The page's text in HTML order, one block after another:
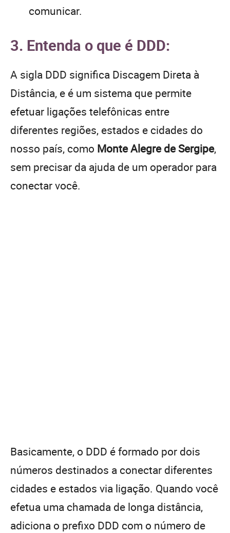
comunicar.
3. Entenda o que é DDD:
A sigla DDD significa Discagem Direta à
Distância, e é um sistema que permite
efetuar ligações telefônicas entre
diferentes regiões, estados e cidades do
nosso país, como Monte Alegre de Sergipe,
sem precisar da ajuda de um operador para
conectar você.
Basicamente, o DDD é formado por dois
números destinados a conectar diferentes
cidades e estados via ligação. Quando você
efetua uma chamada de longa distância,
adiciona o prefixo DDD com o número de